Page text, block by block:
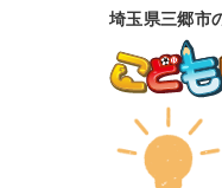
埼玉県三郷市